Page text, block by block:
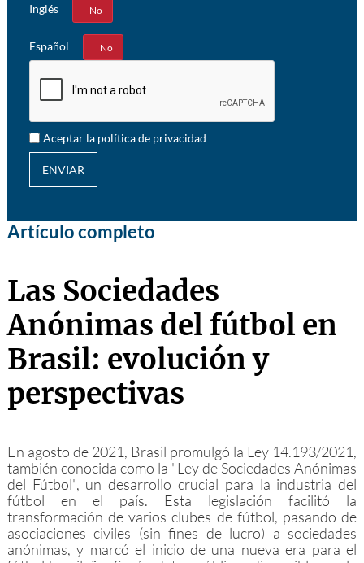
Inglés
Sí No
Español
Sí No
Aceptar la política de privacidad
ENVIAR
Artículo completo
Las Sociedades
Anónimas del fútbol en
Brasil: evolución y
perspectivas
En agosto de 2021, Brasil promulgó la Ley 14.193/2021,
también conocida como la "Ley de Sociedades Anónimas
del Fútbol", un desarrollo crucial para la industria del
fútbol en el país. Esta legislación facilitó la
transformación de varios clubes de fútbol, pasando de
asociaciones civiles (sin fines de lucro) a sociedades
anónimas, y marcó el inicio de una nueva era para el